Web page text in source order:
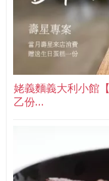
姥義麵義大利小館
乙份…